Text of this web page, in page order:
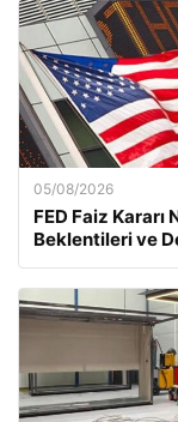
05/08/2026
FED Faiz
Beklentileri ve